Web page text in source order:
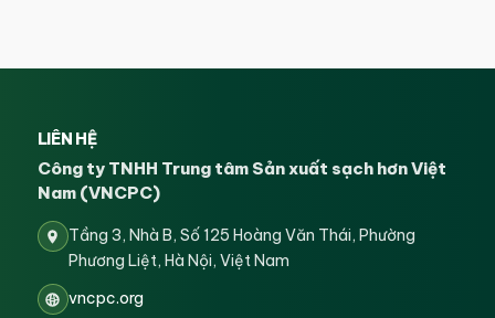
LIÊN HỆ
Công ty TNHH Trung tâm Sản xuất sạch hơn Việt
Nam (VNCPC)
Tầng 3, Nhà B, Số 125 Hoàng Văn Thái, Phường
Phương Liệt, Hà Nội, Việt Nam
vncpc.org